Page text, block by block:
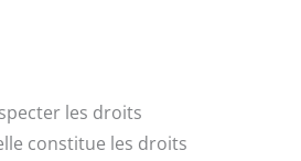
les droits
constitue les droits